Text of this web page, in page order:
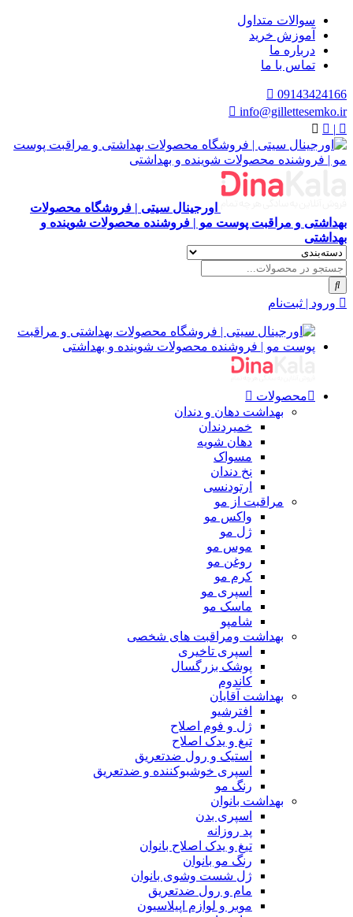
سوالات متداول
آموزش خرید
درباره ما
تماس با ما
09143424166
info@gillettesemko.ir
|
اورجینال سیتی | فروشگاه محصولات
بهداشتی و مراقبت پوست مو | فروشنده محصولات شوینده و
بهداشتی
ورود | ثبت‌نام
محصولات
بهداشت دهان و دندان
خمیردندان
دهان شویه
مسواک
نخ دندان
ارتودنسی
مراقبت از مو
واکس مو
ژل مو
موس مو
روغن مو
کرم مو
اسپری مو
ماسک مو
شامپو
بهداشت ومراقبت های شخصی
اسپری تاخیری
پوشک بزرگسال
کاندوم
بهداشت آقایان
افترشیو
ژل و فوم اصلاح
تیغ و یدک اصلاح
استیک و رول ضدتعریق
اسپری خوشبوکننده و ضدتعریق
رنگ مو
بهداشت بانوان
اسپری بدن
پد روزانه
تیغ و یدک اصلاح بانوان
رنگ مو بانوان
ژل شست وشوی بانوان
مام و رول ضدتعریق
موبر و لوازم اپیلاسیون